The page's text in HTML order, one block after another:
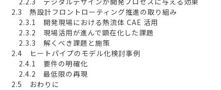
2.3 熱設計フロントローティング推進の取り組み
2.3.1 開発現場における熱流体 CAE 活用
2.3.2 現場活用が進んで顕在化した課題
2.3.3 解くべき課題と施策
2.4 ヒートパイプのモデル化検討事例
2.4.1 要件の明確化
2.4.2 最低限の再現
2.5 おわりに